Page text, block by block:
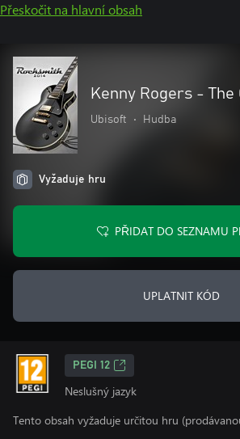
Přeskočit na hlavní obsah
Kenny Rogers - The
Ubisoft • Hudba
Vyžaduje hru
PŘIDAT DO SEZNAMU
UPLATNIT KÓD
PEGI 12
Neslušný jazyk
Tento obsah vyžaduje určitou hru